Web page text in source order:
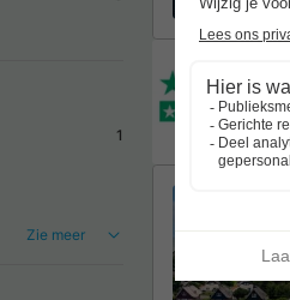
1
Zie meer